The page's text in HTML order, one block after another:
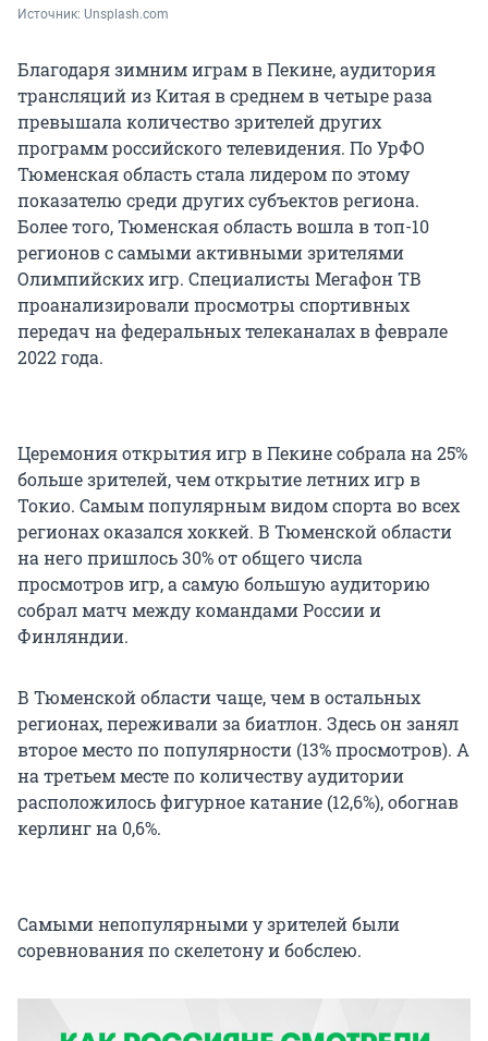
Источник: Unsplash.com
Благодаря зимним играм в Пекине, аудитория
трансляций из Китая в среднем в четыре раза
превышала количество зрителей других
программ российского телевидения. По УрФО
Тюменская область стала лидером по этому
показателю среди других субъектов региона.
Более того, Тюменская область вошла в топ-10
регионов с самыми активными зрителями
Олимпийских игр. Специалисты Мегафон ТВ
проанализировали просмотры спортивных
передач на федеральных телеканалах в феврале
2022 года.
Церемония открытия игр в Пекине собрала на 25%
больше зрителей, чем открытие летних игр в
Токио. Самым популярным видом спорта во всех
регионах оказался хоккей. В Тюменской области
на него пришлось 30% от общего числа
просмотров игр, а самую большую аудиторию
собрал матч между командами России и
Финляндии.
В Тюменской области чаще, чем в остальных
регионах, переживали за биатлон. Здесь он занял
второе место по популярности (13% просмотров). А
на третьем месте по количеству аудитории
расположилось фигурное катание (12,6%), обогнав
керлинг на 0,6%.
Самыми непопулярными у зрителей были
соревнования по скелетону и бобслею.